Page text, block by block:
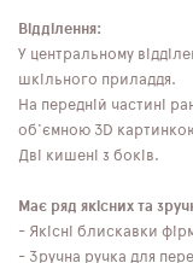
Відділення:
У центральному
шкільного приладдя.
На передній частині
об'ємною 3D
Дві кишені з боків.
Має ряд якісних та
- Якісні блискавки
- Зручна ручка для